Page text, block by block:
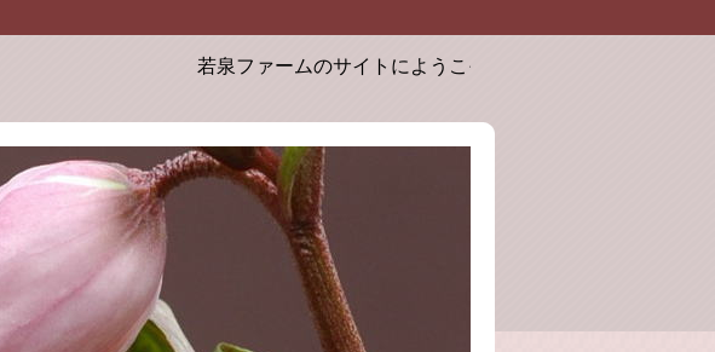
若泉ファームのサイトにようこそ。お届けするクリスマスロ